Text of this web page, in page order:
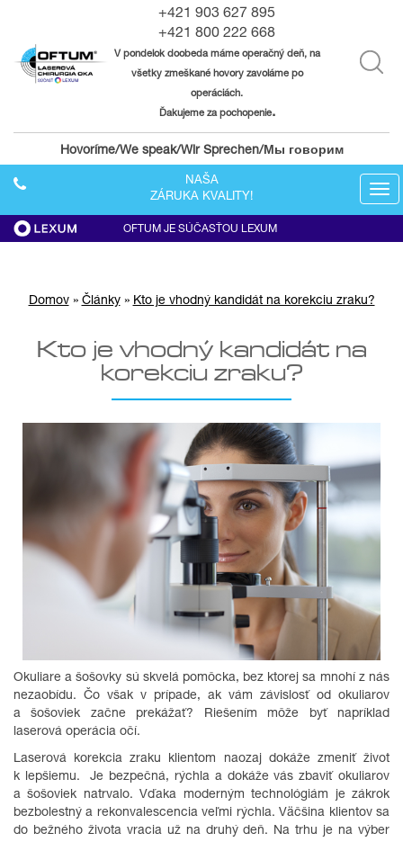
+421 903 627 895
+421 800 222 668
V pondelok doobeda máme operačný deň, na
všetky zmeškané hovory zavoláme po
operáciách.
Ďakujeme za pochopenie.
Hovoríme/We speak/Wir Sprechen/Мы говорим
NAŠA
ZÁRUKA KVALITY!
OFTUM JE SÚČASŤOU LEXUM
Domov» Články» Kto je vhodný kandidát na korekciu zraku?
Kto je vhodný kandidát na
korekciu zraku?
Okuliare a šošovky sú skvelá pomôcka, bez ktorej sa mnohí z nás
nezaobídu. Čo však v prípade, ak vám závislosť od okuliarov
a šošoviek začne prekážať? Riešením môže byť napríklad
laserová operácia očí.
Laserová korekcia zraku klientom naozaj dokáže zmeniť život
k lepšiemu. Je bezpečná, rýchla a dokáže vás zbaviť okuliarov
a šošoviek natrvalo. Vďaka moderným technológiám je zákrok
bezbolestný a rekonvalescencia veľmi rýchla. Väčšina klientov sa
do bežného života vracia už na druhý deň. Na trhu je na výber